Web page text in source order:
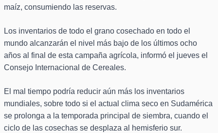
maíz, consumiendo las reservas.
Los inventarios de todo el grano cosechado en todo el
mundo alcanzarán el nivel más bajo de los últimos ocho
años al final de esta campaña agrícola, informó el jueves el
Consejo Internacional de Cereales.
El mal tiempo podría reducir aún más los inventarios
mundiales, sobre todo si el actual clima seco en Sudamérica
se prolonga a la temporada principal de siembra, cuando el
ciclo de las cosechas se desplaza al hemisferio sur.